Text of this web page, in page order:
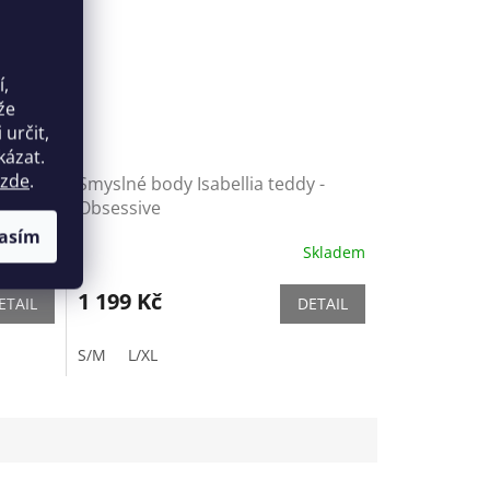
určit,
zde.
Smyslné body Isabellia teddy -
Obsessive
Skladem
1 199 Kč DETAIL
S/M L/XL